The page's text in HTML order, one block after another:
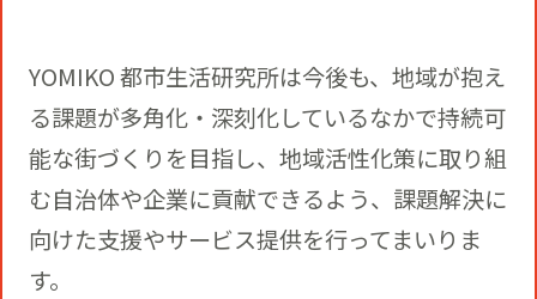
YOMIKO 都市生活研究所は今後も、地域が抱え
る課題が多角化・深刻化しているなかで持続可
能な街づくりを目指し、地域活性化策に取り組
む自治体や企業に貢献できるよう、課題解決に
向けた支援やサービス提供を行ってまいりま
す。